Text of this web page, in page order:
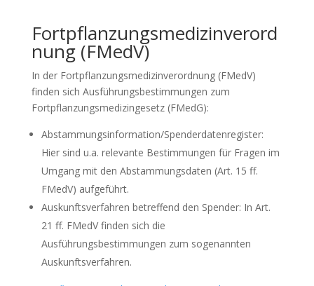
Fortpflanzungsmedizinverord
nung(FMedV)
In der Fortpflanzungsmedizinverordnung (FMedV)
finden sich Ausführungsbestimmungen zum
Fortpflanzungsmedizingesetz (FMedG):
Abstammungsinformation/Spenderdatenregister:
Hier sind u.a. relevante Bestimmungen für Fragen im
Umgang mit den Abstammungsdaten (Art. 15 ff.
FMedV) aufgeführt.
Auskunftsverfahren betreffend den Spender: In Art.
21 ff. FMedV finden sich die
Ausführungsbestimmungen zum sogenannten
Auskunftsverfahren.